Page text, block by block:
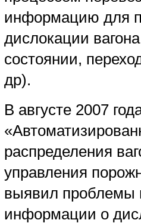
информацию для
дислокации
состоянии,
др).
В августе 2007
распределения
управления
выявил проблемы
информации о